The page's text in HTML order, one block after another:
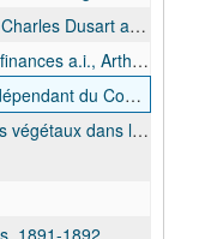
à Popokabaka, [Dragustin Lehrman], bulk: 1892 avr.
Arthur Bolle, bulk: s.d.
», Note entrante d'Alphonse Vangele, avec carte, bulk: 1892 sept.
domaniales, 1889-1892
1891-1892